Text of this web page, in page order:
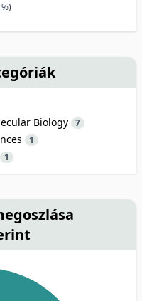
Biology 7
1
1